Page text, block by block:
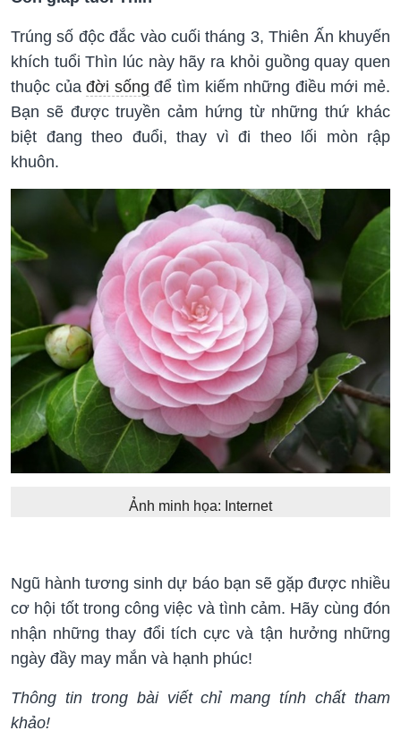
Trúng số độc đắc vào cuối tháng 3, Thiên Ấn khuyến
khích tuổi Thìn lúc này hãy ra khỏi guồng quay quen
thuộc củađời sống để tìm kiếm những điều mới mẻ.
Bạn sẽ được truyền cảm hứng từ những thứ khác
biệt đang theo đuổi, thay vì đi theo lối mòn rập
khuôn.
Ảnh minh họa: Internet
Ngũ hành tương sinh dự báo bạn sẽ gặp được nhiều
cơ hội tốt trong công việc và tình cảm. Hãy cùng đón
nhận những thay đổi tích cực và tận hưởng những
ngày đầy may mắn và hạnh phúc!
Thông tin trong bài viết chỉ mang tính chất tham
khảo!